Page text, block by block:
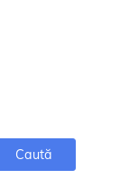
Caută